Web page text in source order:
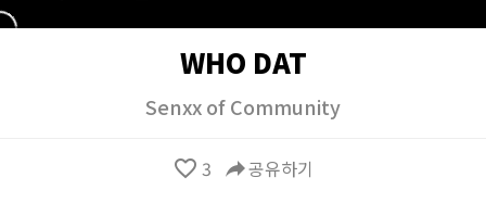
WHO DAT
Senxx of Community
favorite_border 3 reply공유하기